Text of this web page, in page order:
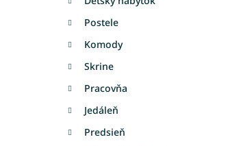
Postele
Komody
Skrine
Pracovňa
Jedáleň
Predsieň